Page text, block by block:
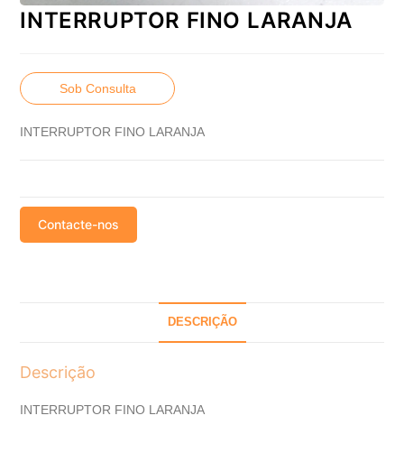
INTERRUPTOR FINO LARANJA
Sob Consulta
INTERRUPTOR FINO LARANJA
Contacte-nos
DESCRIÇÃO
Descrição
INTERRUPTOR FINO LARANJA